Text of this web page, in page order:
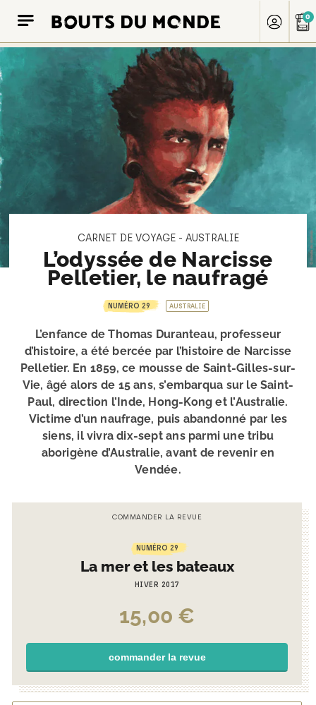
0
CARNET DE VOYAGE - AUSTRALIE
L’odyssée de Narcisse
Pelletier, le naufragé
NUMÉRO 29 AUSTRALIE
L’enfance de Thomas Duranteau, professeur
d’histoire, a été bercée par l’histoire de Narcisse
Pelletier. En 1859, ce mousse de Saint-Gilles-sur-
Vie, âgé alors de 15 ans, s’embarqua sur le Saint-
Paul, direction l’Inde, Hong-Kong et l’Australie.
Victime d’un naufrage, puis abandonné par les
siens, il vivra dix-sept ans parmi une tribu
aborigène d’Australie, avant de revenir en
Vendée.
COMMANDER LA REVUE
NUMÉRO 29
La mer et les bateaux
HIVER 2017
15,00 €
commander la revue